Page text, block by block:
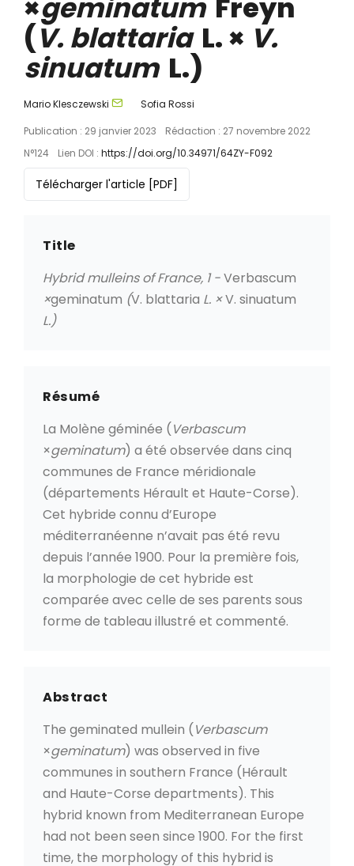
×geminatum Freyn
(V. blattaria L. × V.
sinuatum L.)
Mario Klesczewski
Sofia Rossi
Publication : 29 janvier 2023
Rédaction : 27 novembre 2022
N°124
Lien DOI : https://doi.org/10.34971/64ZY-F092
Télécharger l'article [PDF]
Title
Hybrid mulleins of France, 1 -Verbascum
×geminatum (V. blattaria L. ×V. sinuatum
L.)
Résumé
La Molène géminée (Verbascum
×geminatum) a été observée dans cinq
communes de France méridionale
(départements Hérault et Haute-Corse).
Cet hybride connu d’Europe
méditerranéenne n’avait pas été revu
depuis l’année 1900. Pour la première fois,
la morphologie de cet hybride est
comparée avec celle de ses parents sous
forme de tableau illustré et commenté.
Abstract
The geminated mullein (Verbascum
×geminatum) was observed in five
communes in southern France (Hérault
and Haute-Corse departments). This
hybrid known from Mediterranean Europe
had not been seen since 1900. For the first
time, the morphology of this hybrid is